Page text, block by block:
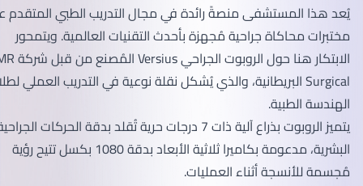
يُعد هذا المستشفى منصةً رائدة في مجال التدريب الطبي المتقدم عبر
مختبرات محاكاة جراحية مُجهزة بأحدث التقنيات العالمية. ويتمحور
الابتكار هنا حول الروبوت الجراحي Versius المُصنع من قبل شركة CMR
Surgical البريطانية، والذي يُشكل نقلة نوعية في التدريب العملي لطلاب
الهندسة الطبية.
يتميز الروبوت بذراع آلية ذات 7 درجات حرية تُقلد بدقة الحركات الجراحية
البشرية، مدعومة بكاميرا ثلاثية الأبعاد بدقة 1080 بكسل تتيح رؤية
مُجسمة للأنسجة أثناء العمليات.